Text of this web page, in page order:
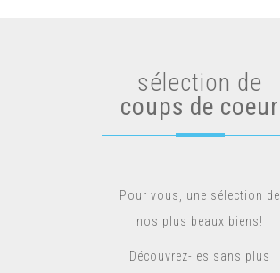
sélection de
coups de coeur
Pour vous, une sélection de
nos plus beaux biens!
Découvrez-les sans plus